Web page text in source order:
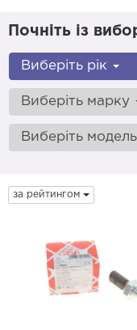
Почніть із
Виберіть рік
Виберіть марку
Виберіть модель
за рейтингом